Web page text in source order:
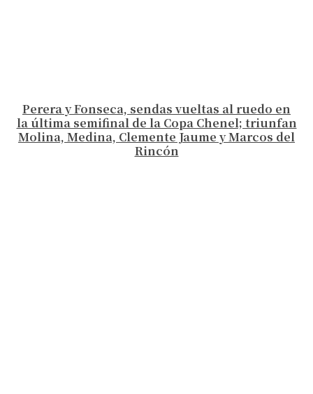
Perera y Fonseca, sendas vueltas al ruedo en
la última semifinal de la Copa Chenel; triunfan
Molina, Medina, Clemente Jaume y Marcos del
Rincón